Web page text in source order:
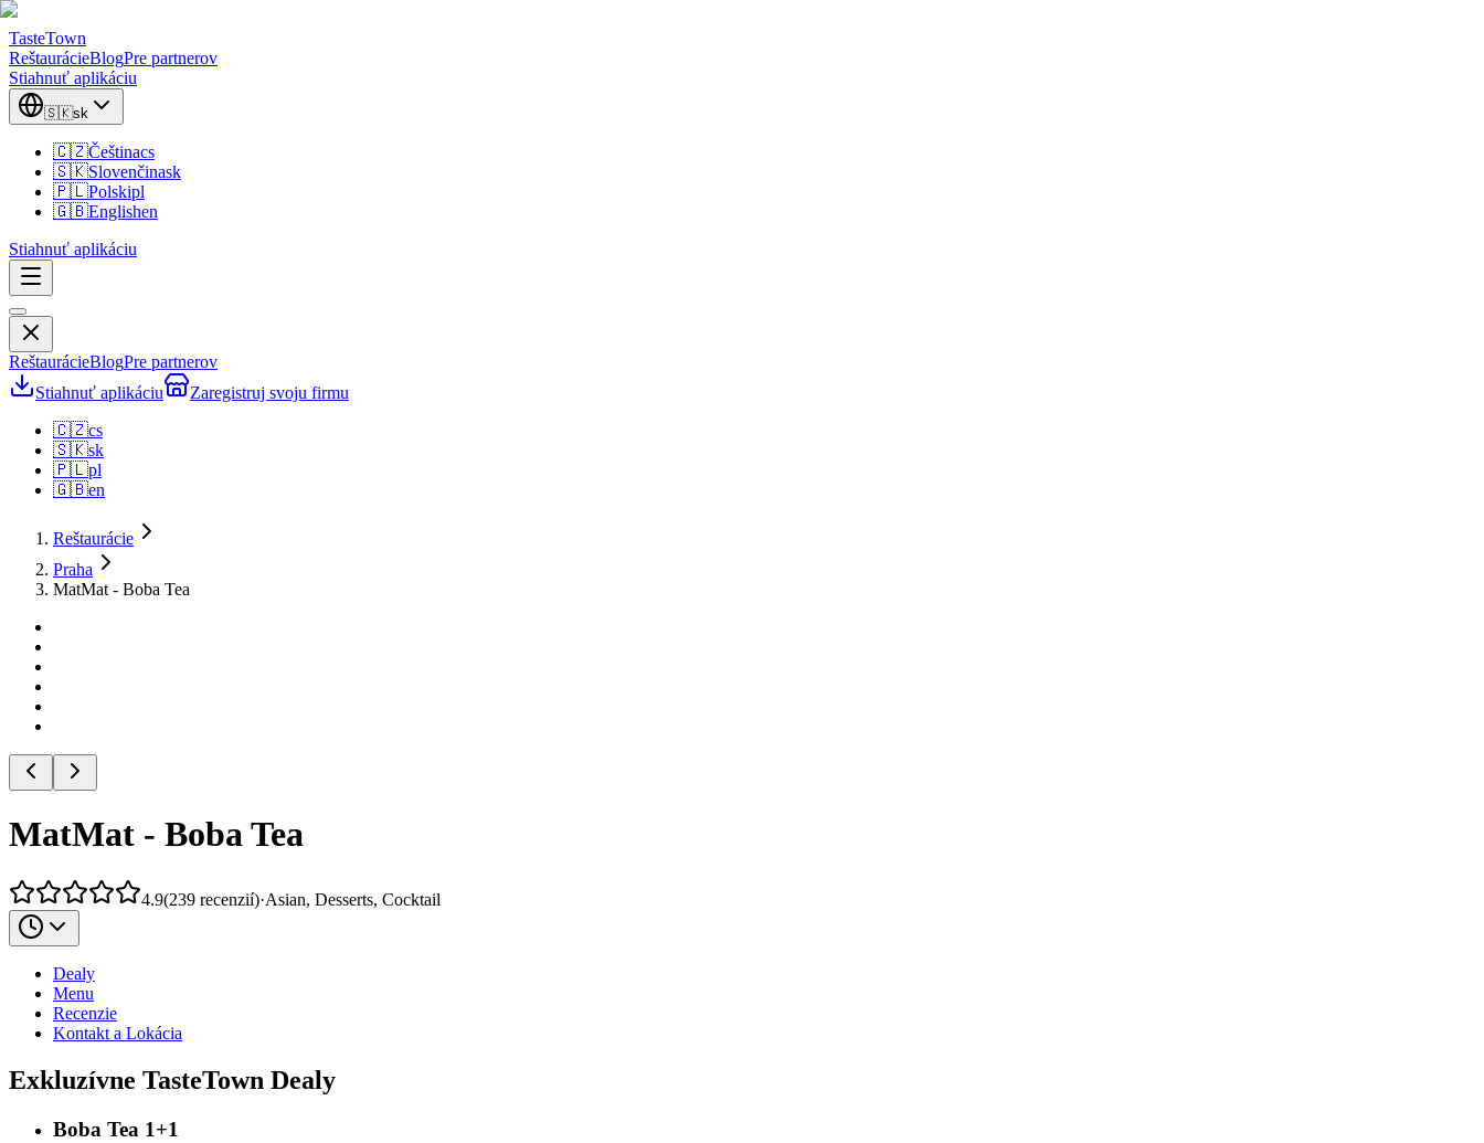
TasteTown
ReštaurácieBlogPre partnerov
Stiahnuť aplikáciu
🇸🇰sk
🇨🇿Češtinacs
🇸🇰Slovenčinask
🇵🇱Polskipl
🇬🇧Englishen
Stiahnuť aplikáciu
ReštaurácieBlogPre partnerov
Stiahnuť aplikáciu
Zaregistruj svoju firmu
🇨🇿cs
🇸🇰sk
🇵🇱pl
🇬🇧en
Reštaurácie
Praha
MatMat - Boba Tea
MatMat - Boba Tea
4.9(239 recenzií)·Asian, Desserts, Cocktail
Dealy
Menu
Recenzie
Kontakt a Lokácia
Exkluzívne TasteTown Dealy
Boba Tea 1+1